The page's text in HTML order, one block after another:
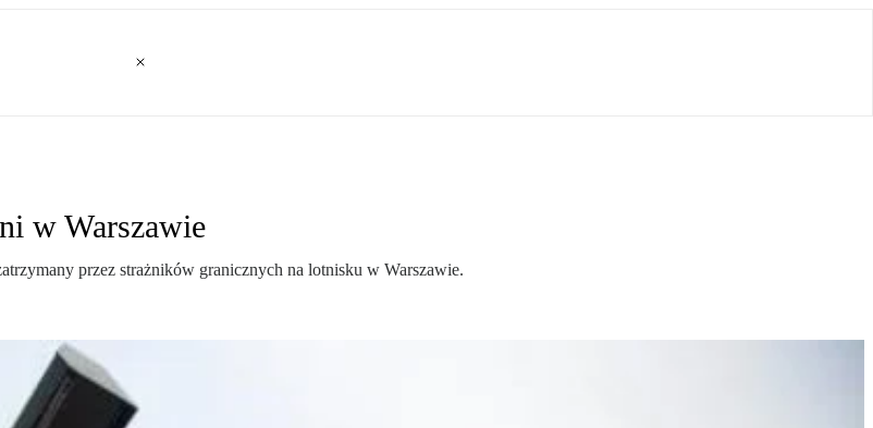
w Warszawie
przez strażników granicznych na lotnisku w Warszawie.